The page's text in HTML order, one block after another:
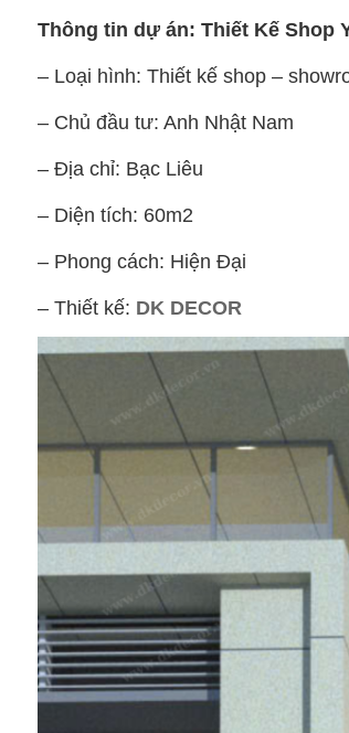
Thông tin dự án: Thiết Kế Shop
– Loại hình: Thiết kế shop –
– Chủ đầu tư: Anh Nhật Nam
– Địa chỉ: Bạc Liêu
– Diện tích: 60m2
– Phong cách: Hiện Đại
– Thiết kế: DK DECOR